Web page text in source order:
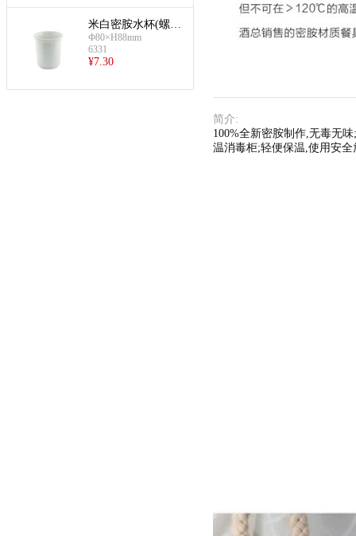
米白密胺水杯(螺
纹)
Ф80×H88mm
6331
¥7.30
简介:
100%全新密胺制作,无毒无
温消毒柜;轻便保温,使用安全